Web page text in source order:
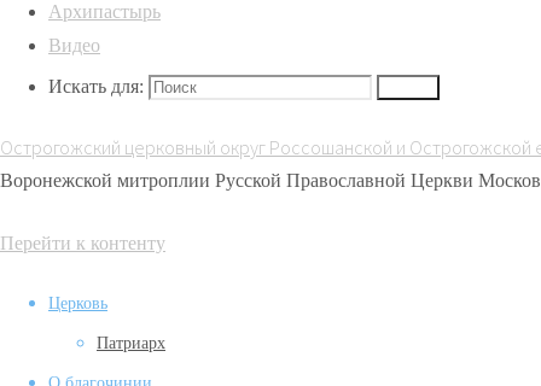
Архипастырь
Видео
Искать для:
Острогожский церковный округ Россошанской и Острогожской
Воронежской митроплии Русской Православной Церкви
Перейти к контенту
Церковь
Патриарх